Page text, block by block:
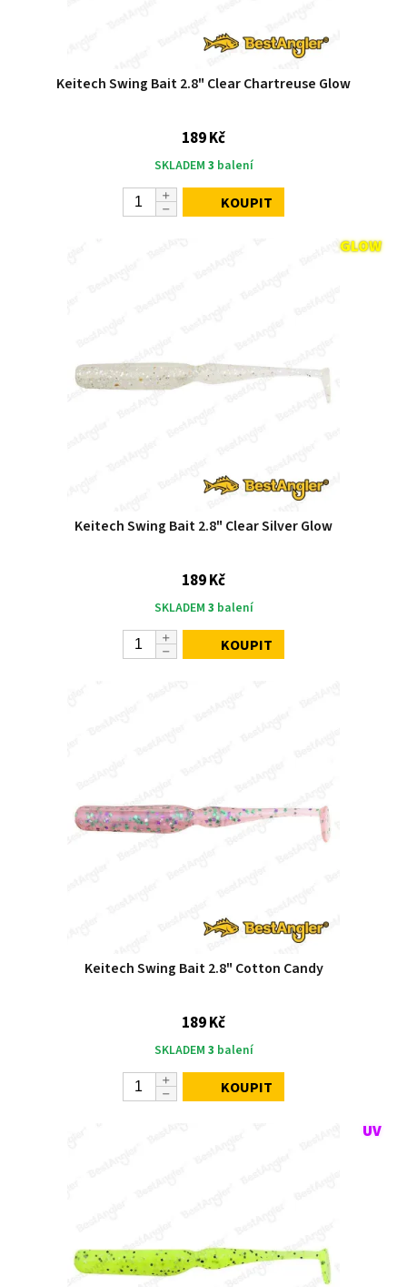
Keitech Swing Bait 2.8" Clear Chartreuse Glow
189 Kč
SKLADEM 3 balení
KOUPIT
Keitech Swing Bait 2.8" Clear Silver Glow
189 Kč
SKLADEM 3 balení
KOUPIT
Keitech Swing Bait 2.8" Cotton Candy
189 Kč
SKLADEM 3 balení
KOUPIT